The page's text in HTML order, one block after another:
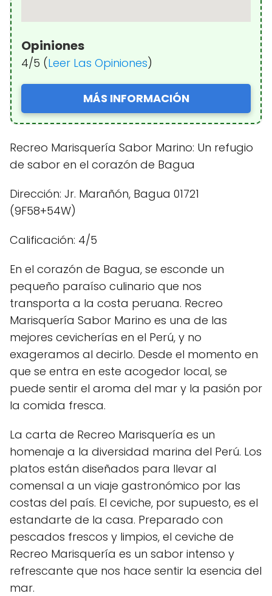
Opiniones
4/5 (Leer Las Opiniones)
MÁS INFORMACIÓN
Recreo Marisquería Sabor Marino: Un refugio
de sabor en el corazón de Bagua
Dirección: Jr. Marañón, Bagua 01721
(9F58+54W)
Calificación: 4/5
En el corazón de Bagua, se esconde un
pequeño paraíso culinario que nos
transporta a la costa peruana. Recreo
Marisquería Sabor Marino es una de las
mejores cevicherías en el Perú, y no
exageramos al decirlo. Desde el momento en
que se entra en este acogedor local, se
puede sentir el aroma del mar y la pasión por
la comida fresca.
La carta de Recreo Marisquería es un
homenaje a la diversidad marina del Perú. Los
platos están diseñados para llevar al
comensal a un viaje gastronómico por las
costas del país. El ceviche, por supuesto, es el
estandarte de la casa. Preparado con
pescados frescos y limpios, el ceviche de
Recreo Marisquería es un sabor intenso y
refrescante que nos hace sentir la esencia del
mar.